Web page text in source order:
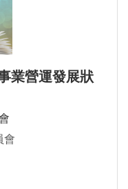
業營運發展狀
會